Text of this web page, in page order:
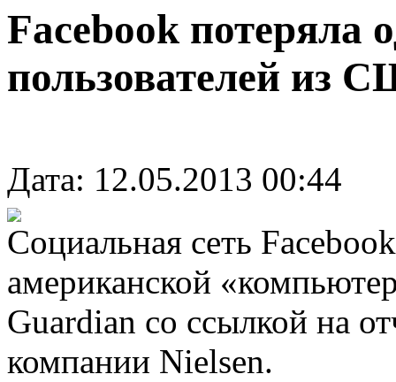
Facebook потеряла
пользователей из
Дата: 12.05.2013 00:44
Социальная сеть
американской
Guardian со ссылкой на
компании Nielsen.